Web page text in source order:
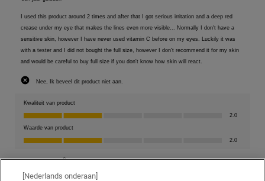
[Nederlands onderaan]